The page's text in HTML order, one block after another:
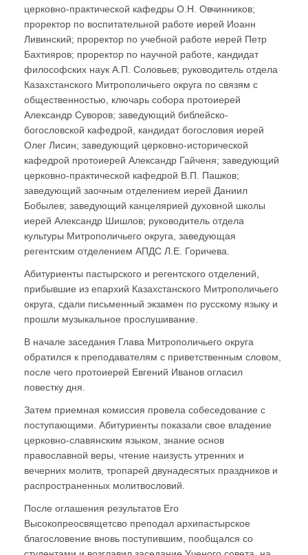
церковно-практической кафедры О.Н. Овчинников;
проректор по воспитательной работе иерей Иоанн
Ливинский; проректор по учебной работе иерей Петр
Бахтияров; проректор по научной работе, кандидат
философских наук А.П. Соловьев; руководитель отдела
Казахстанского Митрополичьего округа по связям с
общественностью, ключарь собора протоиерей
Александр Суворов; заведующий библейско-
богословской кафедрой, кандидат богословия иерей
Олег Лисин; заведующий церковно-исторической
кафедрой протоиерей Александр Гайченя; заведующий
церковно-практической кафедрой В.П. Пашков;
заведующий заочным отделением иерей Даниил
Бобылев; заведующий канцелярией духовной школы
иерей Александр Шишлов; руководитель отдела
культуры Митрополичьего округа, заведующая
регентским отделением АПДС Л.Е. Горичева.
Абитуриенты пастырского и регентского отделений,
прибывшие из епархий Казахстанского Митрополичьего
округа, сдали письменный экзамен по русскому языку и
прошли музыкальное прослушивание.
В начале заседания Глава Митрополичьего округа
обратился к преподавателям с приветственным словом,
после чего протоиерей Евгений Иванов огласил
повестку дня.
Затем приемная комиссия провела собеседование с
поступающими. Абитуриенты показали свое владение
церковно-славянским языком, знание основ
православной веры, чтение наизусть утренних и
вечерних молитв, тропарей двунадесятых праздников и
распространенных молитвословий.
После оглашения результатов Его
Высокопреосвящетсво преподал архипастырское
благословение вновь поступившим, пообщался со